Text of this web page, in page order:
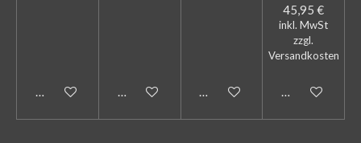
In den WarenkorbIn den WarenkorbIn den Warenkorb
45,95 €
inkl. MwSt
zzgl.
Versandkosten
In den